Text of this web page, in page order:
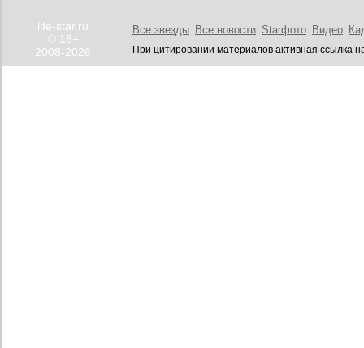
life-star.ru
© 18+
2008-2026
Все звезды Все новости Starфото Видео
При цитировании материалов активная ссылка